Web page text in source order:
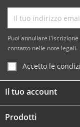
Puoi annullare
contatto nelle note legali.
Accetto le
Il tuo account
Prodotti